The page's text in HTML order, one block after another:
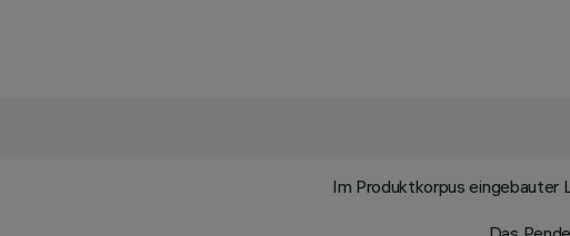
Im Produktkorpus eingebauter